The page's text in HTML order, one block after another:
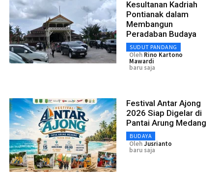
Kesultanan Kadriah
Pontianak dalam
Membangun
Peradaban Budaya
SUDUT PANDANG
Oleh Rino Kartono
Mawardi
baru saja
Festival Antar Ajong
2026 Siap Digelar di
Pantai Arung Medang
BUDAYA
OlehJusrianto
baru saja